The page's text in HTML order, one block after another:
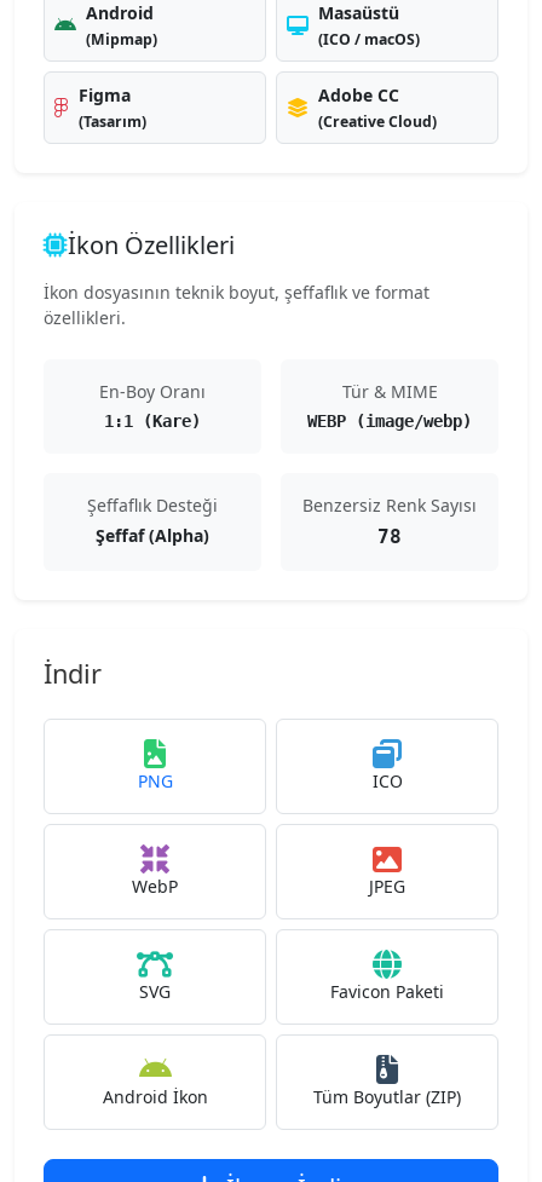
Android
(Mipmap)
Masaüstü
(ICO / macOS)
Figma
(Tasarım)
Adobe CC
(Creative Cloud)
İkon Özellikleri
İkon dosyasının teknik boyut, şeffaflık ve format
özellikleri.
En-Boy Oranı
1:1 (Kare)
Tür & MIME
WEBP (image/webp)
Şeffaflık Desteği
Şeffaf (Alpha)
Benzersiz Renk Sayısı
78
İndir
PNG ICO
WebP JPEG
SVG Favicon Paketi
Android İkon Tüm Boyutlar (ZIP)